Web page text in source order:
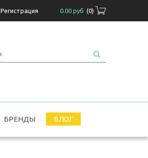
0.00 руб (0)
Регистрация
БРЕНДЫ БЛОГ